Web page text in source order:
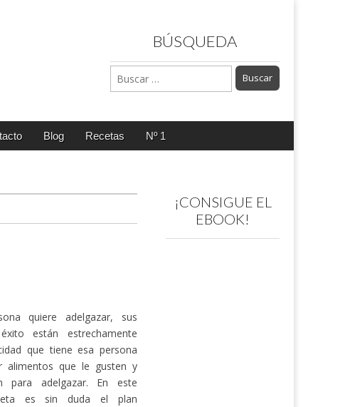
BÚSQUEDA
Buscar:
Blog Recetas Nº 1
quiere adelgazar, sus
están estrechamente
que tiene esa persona
alimentos que le gusten y
para adelgazar. En este
es sin duda el plan
¡CONSIGUE EL
EBOOK!